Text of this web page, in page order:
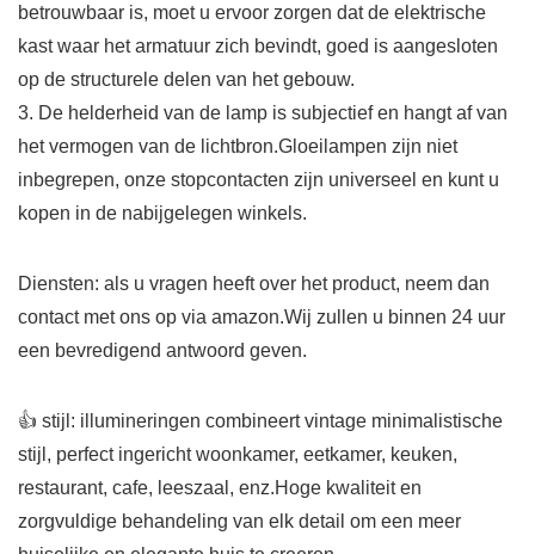
betrouwbaar is, moet u ervoor zorgen dat de elektrische
kast waar het armatuur zich bevindt, goed is aangesloten
op de structurele delen van het gebouw.
3. De helderheid van de lamp is subjectief en hangt af van
het vermogen van de lichtbron.Gloeilampen zijn niet
inbegrepen, onze stopcontacten zijn universeel en kunt u
kopen in de nabijgelegen winkels.
Diensten: als u vragen heeft over het product, neem dan
contact met ons op via amazon.Wij zullen u binnen 24 uur
een bevredigend antwoord geven.
👍 stijl: illumineringen combineert vintage minimalistische
stijl, perfect ingericht woonkamer, eetkamer, keuken,
restaurant, cafe, leeszaal, enz.Hoge kwaliteit en
zorgvuldige behandeling van elk detail om een meer